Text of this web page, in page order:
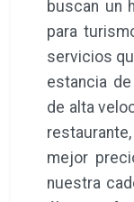
Valencia
ofrecemos
arte en sus
4
refleja el
Klimt,